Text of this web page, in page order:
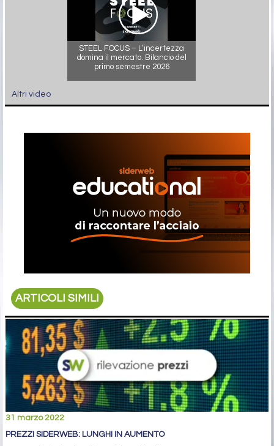
STEEL FOCUS – L’incertezza
domina il mercato. Bilancio del
primo semestre 2026
Altri video
ARTICOLI SIMILI
31 marzo 2022
PREZZI SIDERWEB: LUNGHI IN AUMENTO